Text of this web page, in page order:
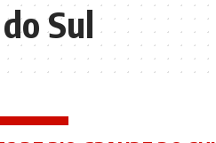
Sul